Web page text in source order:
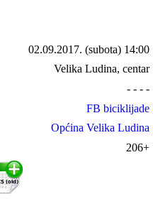
02.09.2017. (subota) 14:00
Velika Ludina, centar
- - - -
FB biciklijade
Općina Velika Ludina
206+